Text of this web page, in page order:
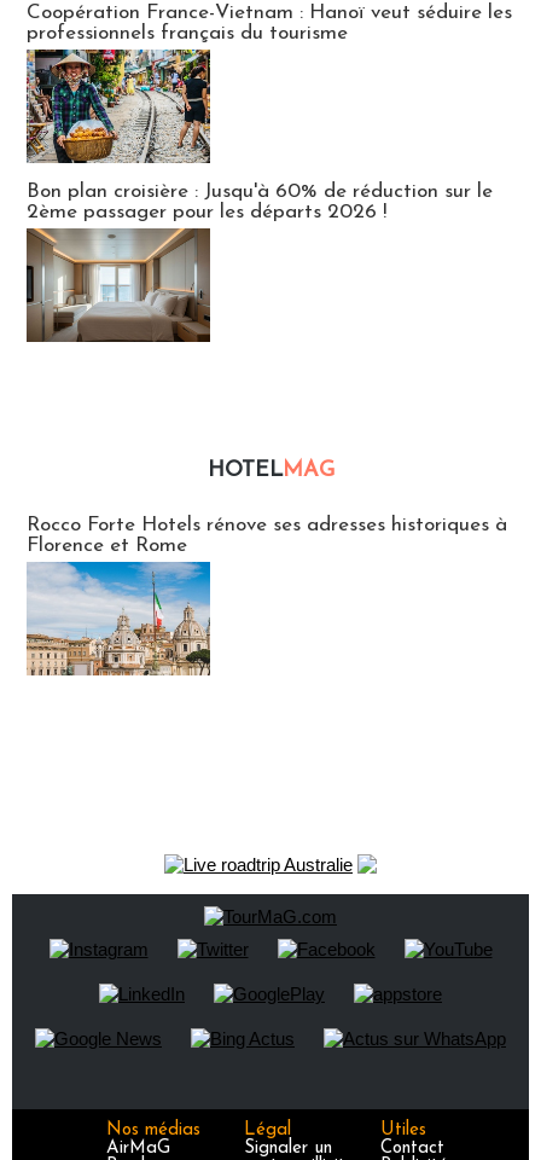
Coopération France-Vietnam : Hanoï veut séduire les
professionnels français du tourisme
Bon plan croisière : Jusqu'à 60% de réduction sur le
2ème passager pour les départs 2026 !
HOTELMAG
Rocco Forte Hotels rénove ses adresses historiques à
Florence et Rome
Nos médias
AirMaG
Légal
Signaler un
Utiles
Contact